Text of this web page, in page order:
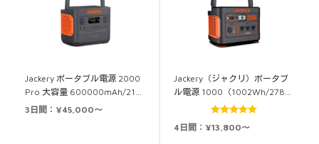
Jackery ポータブル電源 2000
Pro 大容量 600000mAh/21…
3日間：¥45,000～
Jackery（ジャクリ）ポータブ
ル電源 1000（1002Wh/278…
4日間：¥13,800～